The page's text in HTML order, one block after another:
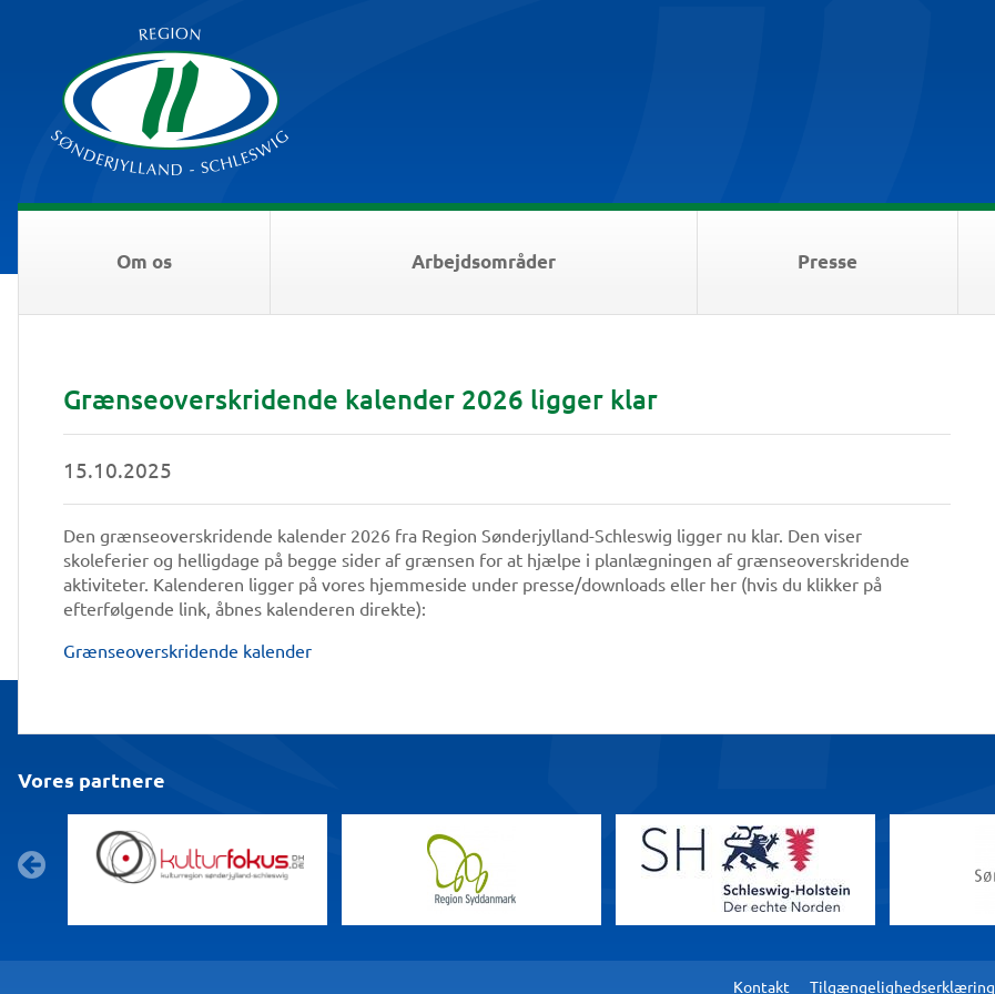
Om os Arbejdsområder Presse
Grænseoverskridende kalender 2026 ligger klar
15.10.2025
Den grænseoverskridende kalender 2026 fra Region Sønderjylland-Schleswig ligger nu klar. Den viser
skoleferier og helligdage på begge sider af grænsen for at hjælpe i planlægningen af grænseoverskridende
aktiviteter. Kalenderen ligger på vores hjemmeside under presse/downloads eller her (hvis du klikker på
efterfølgende link, åbnes kalenderen direkte):
Grænseoverskridende kalender
Vores partnere
Kontakt Tilgængelighedserklæring